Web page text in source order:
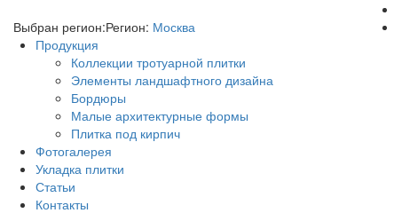
Выбран регион:Регион: Москва
Продукция
Коллекции тротуарной плитки
Элементы ландшафтного дизайна
Бордюры
Малые архитектурные формы
Плитка под кирпич
Фотогалерея
Укладка плитки
Статьи
Контакты